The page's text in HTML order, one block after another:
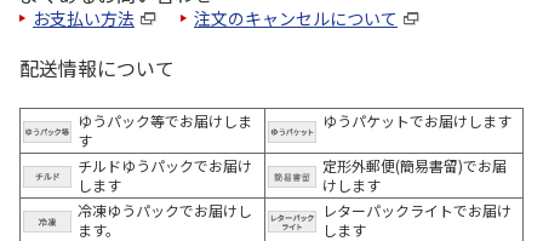
お支払い方法 注文のキャンセルについて
配送情報について
ゆうパック等でお届けしま
す
ゆうパケットでお届けします
チルドゆうパックでお届け
します
定形外郵便(簡易書留)でお届
けします
冷凍ゆうパックでお届けし
ます。
レターパックライトでお届け
します